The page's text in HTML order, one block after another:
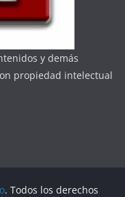
y demás
propiedad intelectual
. Todos los derechos